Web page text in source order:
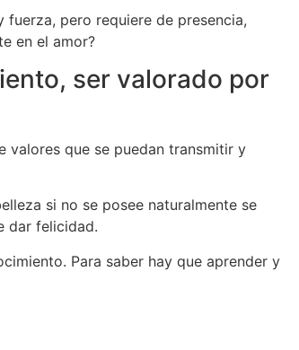
pero requiere de presencia,
en el amor?
ser valorado por
valores que se puedan transmitir y
si no se posee naturalmente se
dar felicidad.
Para saber hay que aprender y